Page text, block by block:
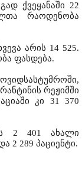
ქვეყანაში 22
რაოდენობა
არის 14 525.
ფასდება.
რეჟიმში
კი 31 370
2 401 ახალი
2 289 პაციენტი.